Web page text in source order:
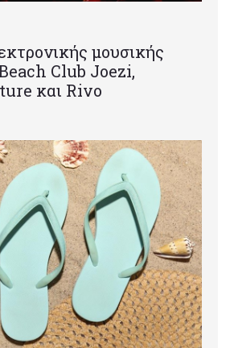
μουσικής
Club Joezi,
και Rivo